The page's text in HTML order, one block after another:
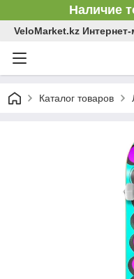
Наличие
VeloMarket.kz Интернет-
Каталог товаров